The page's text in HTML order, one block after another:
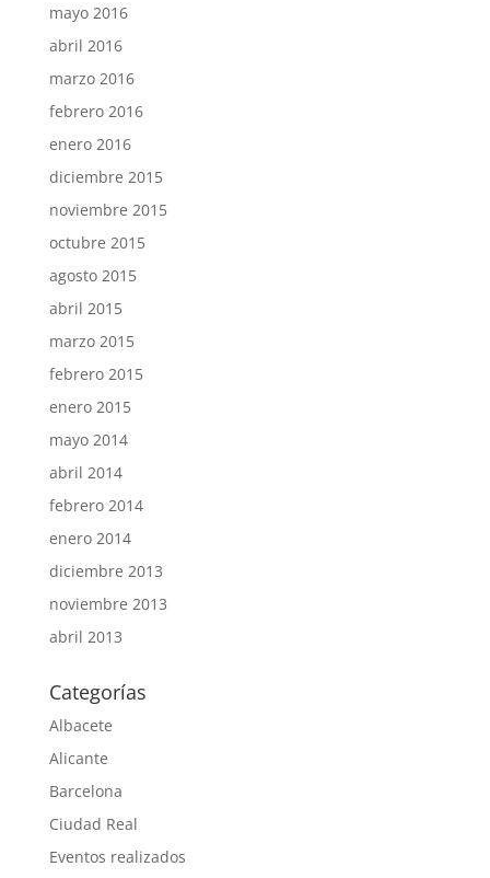
mayo 2016
abril 2016
marzo 2016
febrero 2016
enero 2016
diciembre 2015
noviembre 2015
octubre 2015
agosto 2015
abril 2015
marzo 2015
febrero 2015
enero 2015
mayo 2014
abril 2014
febrero 2014
enero 2014
diciembre 2013
noviembre 2013
abril 2013
Categorías
Albacete
Alicante
Barcelona
Ciudad Real
Eventos realizados